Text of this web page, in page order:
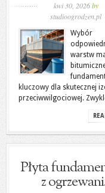
kwi 30, 2026by
studioogrodzen.pl
Wybór
warstw
kluczowy dla skutecznej
przeciwwilgociowej.
Płyta
z